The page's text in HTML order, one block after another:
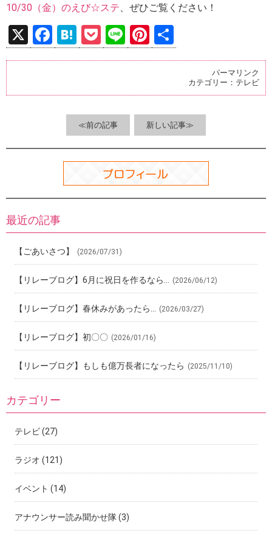
10/30（金）のえび☆ステ、ぜひご覧ください！
X
F
a
b
k
H
at
n
a
P
o
et
Li
n
Pi
nt
es
t
有
パーマリンク
カテゴリー： テレビ
≪前の記事 新しい記事≫
最近の記事
【ごあいさつ】 (2026/07/31)
【リレーブログ】6月に祝日を作るなら… (2026/06/12)
【リレーブログ】春休みがあったら… (2026/03/27)
【リレーブログ】初〇〇 (2026/01/16)
【リレーブログ】もしも億万長者になったら (2025/11/10)
カテゴリー
テレビ(27)
ラジオ (121)
イベント (14)
アナウンサー読み聞かせ隊(3)